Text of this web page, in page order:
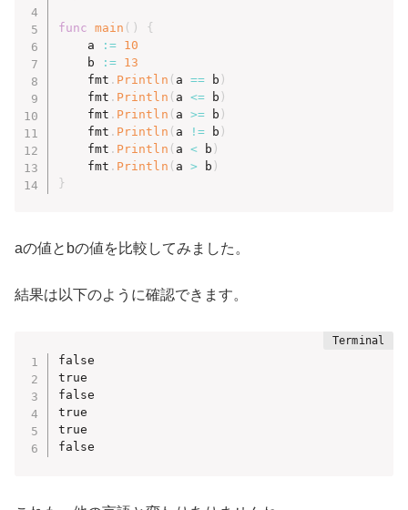
func main ( )
{
	a
:=
10
	b
:=
13
	fmt
. Println ( a == b )
	fmt
. Println ( a <= b )
	fmt
. Println ( a >= b )
	fmt
. Println ( a != b )
	fmt
. Println ( a < b )
	fmt
. Println ( a > b )
}
aの値とbの値を比較してみました。
結果は以下のように確認できます。
false
true
false
true
true
false